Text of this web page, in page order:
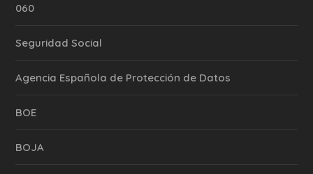
060
Seguridad Social
Agencia Española de Protección de Datos
BOE
BOJA